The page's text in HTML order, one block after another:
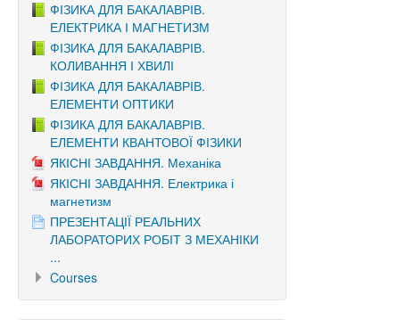
ФІЗИКА ДЛЯ БАКАЛАВРІВ.
ЕЛЕКТРИКА І МАГНЕТИЗМ
ФІЗИКА ДЛЯ БАКАЛАВРІВ.
КОЛИВАННЯ І ХВИЛІ
ФІЗИКА ДЛЯ БАКАЛАВРІВ.
ЕЛЕМЕНТИ ОПТИКИ
ФІЗИКА ДЛЯ БАКАЛАВРІВ.
ЕЛЕМЕНТИ КВАНТОВОЇ ФІЗИКИ
ЯКІСНІ ЗАВДАННЯ. Механіка
ЯКІСНІ ЗАВДАННЯ. Електрика і
магнетизм
ПРЕЗЕНТАЦІЇ РЕАЛЬНИХ
ЛАБОРАТОРИХ РОБІТ З МЕХАНІКИ
...
Courses